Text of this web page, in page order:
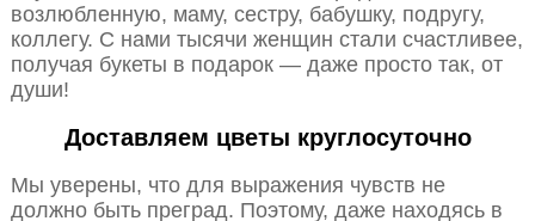
возлюбленную, маму, сестру, бабушку, подругу,
коллегу. С нами тысячи женщин стали счастливее,
получая букеты в подарок — даже просто так, от
души!
Доставляем цветы круглосуточно
Мы уверены, что для выражения чувств не
должно быть преград. Поэтому, даже находясь в